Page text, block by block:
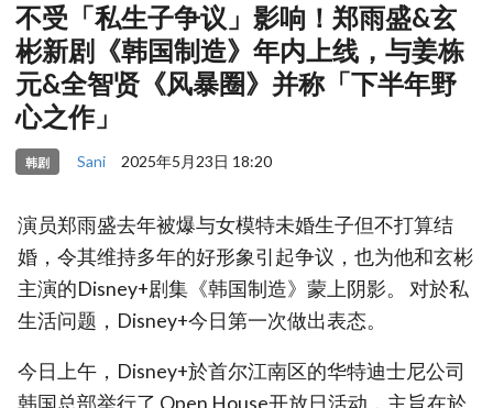
不受「私生子争议」影响！郑雨盛&玄
彬新剧《韩国制造》年内上线，与姜栋
元&全智贤《风暴圈》并称「下半年野
心之作」
韩剧 Sani 2025年5月23日 18:20
演员郑雨盛去年被爆与女模特未婚生子但不打算结
婚，令其维持多年的好形象引起争议，也为他和玄彬
主演的Disney+剧集《韩国制造》蒙上阴影。 对於私
生活问题，Disney+今日第一次做出表态。
今日上午，Disney+於首尔江南区的华特迪士尼公司
韩国总部举行了 Open House开放日活动，主旨在於